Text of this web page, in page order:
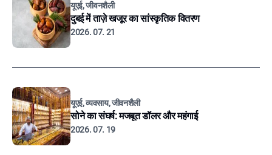
यूएई, जीवनशैली
दुबई में ताज़े खजूर का सांस्कृतिक वितरण
2026. 07. 21
यूएई, व्यवसाय, जीवनशैली
सोने का संघर्ष: मजबूत डॉलर और महंगाई
2026. 07. 19